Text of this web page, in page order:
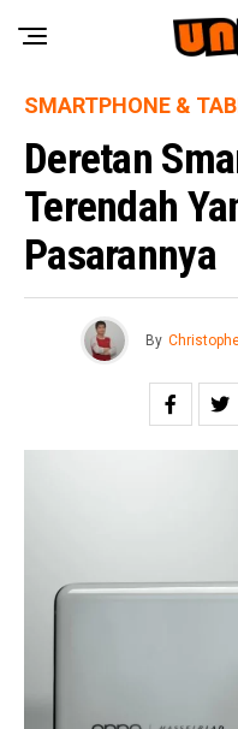
SMARTPHONE &
Deretan
Terendah
Pasarannya
By